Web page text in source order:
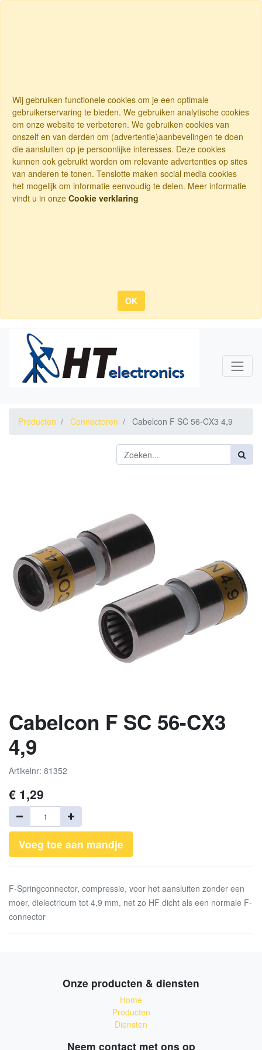
Wij gebruiken functionele cookies om je een optimale
gebruikerservaring te bieden. We gebruiken analytische cookies
om onze website te verbeteren. We gebruiken cookies van
onszelf en van derden om (advertentie)aanbevelingen te doen
die aansluiten op je persoonlijke interesses. Deze cookies
kunnen ook gebruikt worden om relevante advertenties op sites
van anderen te tonen. Tenslotte maken social media cookies
het mogelijk om informatie eenvoudig te delen. Meer informatie
vindt u in onze Cookie verklaring
OK
Producten Connectoren Cabelcon F SC 56-CX3 4,9
Cabelcon F SC 56-CX3
4,9
Artikelnr: 81352
€ 1,29
Voeg toe aan mandje
F-Springconnector, compressie, voor het aansluiten zonder een
moer, dielectricum tot 4,9 mm, net zo HF dicht als een normale F-
connector
Onze producten & diensten
Home
Producten
Diensten
Neem contact met ons op